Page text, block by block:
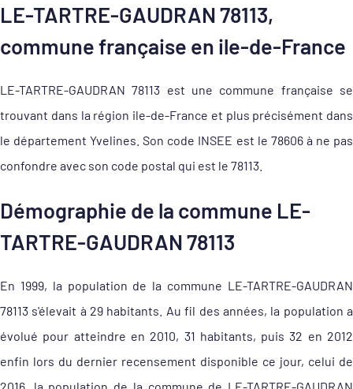
LE-TARTRE-GAUDRAN 78113,
commune française en ile-de-France
LE-TARTRE-GAUDRAN 78113 est une commune française se
trouvant dans la région ile-de-France et plus précisément dans
le département Yvelines. Son code INSEE est le 78606 à ne pas
confondre avec son code postal qui est le 78113.
Démographie de la commune LE-
TARTRE-GAUDRAN 78113
En 1999, la population de la commune LE-TARTRE-GAUDRAN
78113 s'élevait à 29 habitants. Au fil des années, la population a
évolué pour atteindre en 2010, 31 habitants, puis 32 en 2012
enfin lors du dernier recensement disponible ce jour, celui de